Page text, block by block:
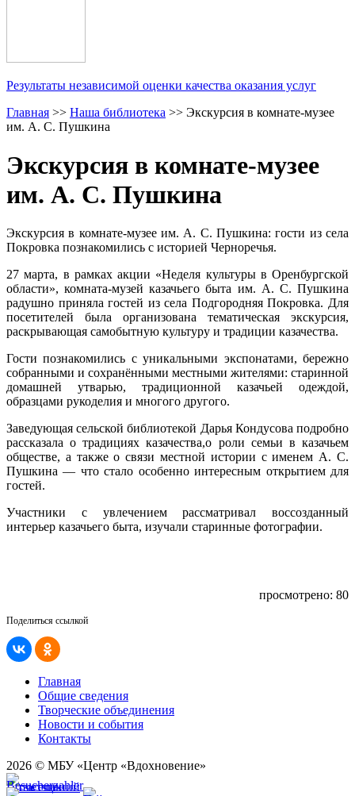
Результаты независимой оценки качества оказания услуг
Главная >> Наша библиотека >> Экскурсия в комнате‑музее
им. А. С. Пушкина
Экскурсия в комнате‑музее
им. А. С. Пушкина
Экскурсия в комнате‑музее им. А. С. Пушкина: гости из села
Покровка познакомились с историей Черноречья.
27 марта, в рамках акции «Неделя культуры в Оренбургской
области», комната‑музей казачьего быта им. А. С. Пушкина
радушно приняла гостей из села Подгородняя Покровка. Для
посетителей была организована тематическая экскурсия,
раскрывающая самобытную культуру и традиции казачества.
Гости познакомились с уникальными экспонатами, бережно
собранными и сохранёнными местными жителями: старинной
домашней утварью, традиционной казачьей одеждой,
образцами рукоделия и многого другого.
Заведующая сельской библиотекой Дарья Кондусова подробно
рассказала о традициях казачества,о роли семьи в казачьем
обществе, а также о связи местной истории с именем А. С.
Пушкина — что стало особенно интересным открытием для
гостей.
Участники с увлечением рассматривал воссозданный
интерьер казачьего быта, изучали старинные фотографии.
просмотрено: 80
Поделиться ссылкой
Главная
Общие сведения
Творческие объединения
Новости и события
Контакты
2026 © МБУ «Центр «Вдохновение»